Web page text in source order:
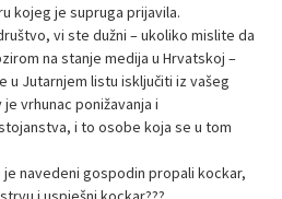
kojeg je supruga prijavila.
vi ste dužni – ukoliko mislite da
na stanje medija u Hrvatskoj –
u Jutarnjem listu isključiti iz vašeg
vrhunac ponižavanja i
i to osobe koja se u tom
navedeni gospodin propali kockar,